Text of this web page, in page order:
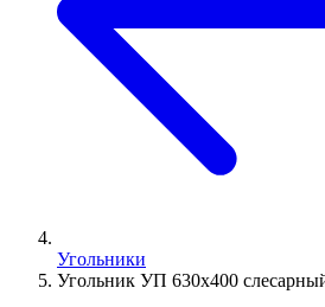
Угольники
Угольник УП 630х400